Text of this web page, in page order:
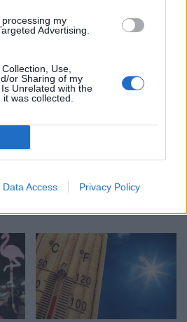
my
Advertising.
Use,
or Sharing of my
Unrelated with the
was collected.
Data Access Privacy Policy
protesta kundër klasës
shumë!”